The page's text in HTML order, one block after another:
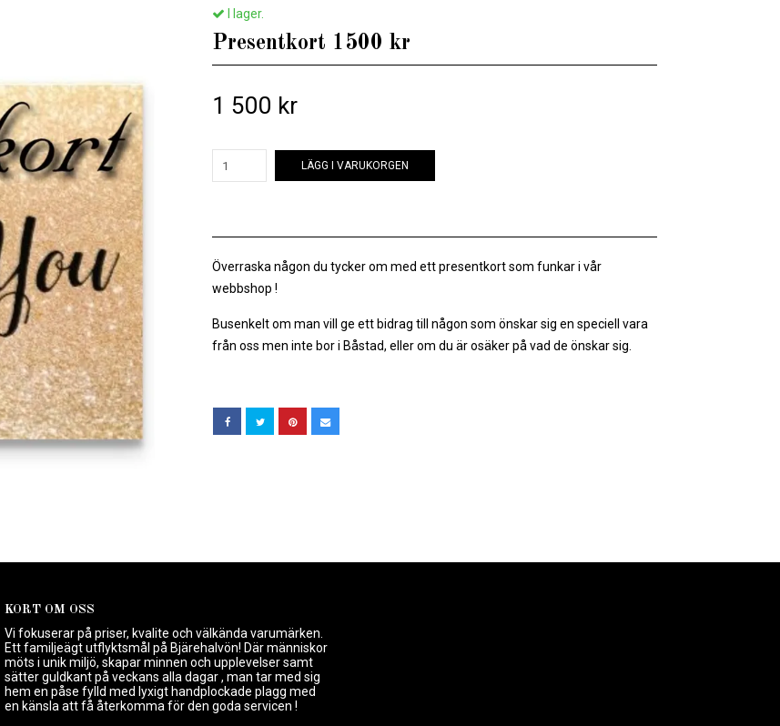
I lager.
Presentkort 1500 kr
1 500 kr
LÄGG I VARUKORGEN
Överraska någon du tycker om med ett presentkort som funkar i vår
webbshop !
Busenkelt om man vill ge ett bidrag till någon som önskar sig en speciell vara
från oss men inte bor i Båstad, eller om du är osäker på vad de önskar sig.
KORT OM OSS
Vi fokuserar på priser, kvalite och välkända varumärken.
Ett familjeägt utflyktsmål på Bjärehalvön! Där människor
möts i unik miljö, skapar minnen och upplevelser samt
sätter guldkant på veckans alla dagar , man tar med sig
hem en påse fylld med lyxigt handplockade plagg med
en känsla att få återkomma för den goda servicen !